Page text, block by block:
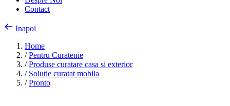
Contact
Inapoi
Home
/ Pentru Curatenie
/ Produse curatare casa si exterior
/ Solutie curatat mobila
/ Pronto